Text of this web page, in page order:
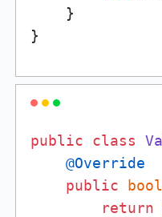
    }
}
public class
@Override
public
return